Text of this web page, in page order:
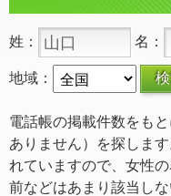
姓： 名：
地域：
電話帳の掲載件数をも
ありません）を探しま
れていますので、女性
前などはあまり該当しな